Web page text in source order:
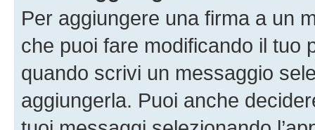
Per aggiungere una firma a un
che puoi fare modificando il tuo
quando scrivi un messaggio
aggiungerla. Puoi anche